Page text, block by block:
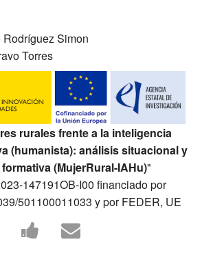
Rodríguez Simon
Torres
rurales frente a la inteligencia
(humanista): análisis situacional y
(MujerRural-IAHu)"
147191OB-I00 financiado por
501100011033 y por FEDER, UE
Tweet
that
you've
Post
Facebook
Email
someone